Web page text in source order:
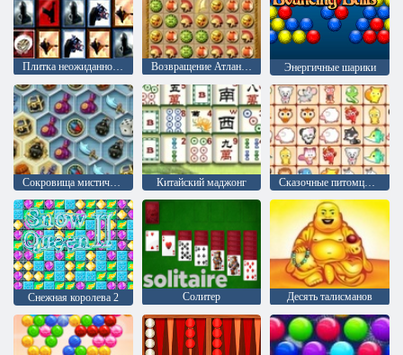
Возвращение Атлантиды Энергичные шарики
Китайский маджонг
Снежная королева 2 Солитер Десять талисманов